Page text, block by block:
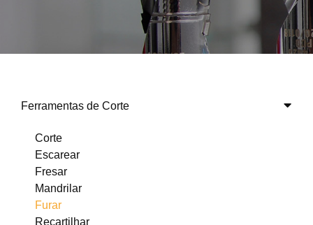
Ferramentas de Corte
Corte
Escarear
Fresar
Mandrilar
Furar
Recartilhar